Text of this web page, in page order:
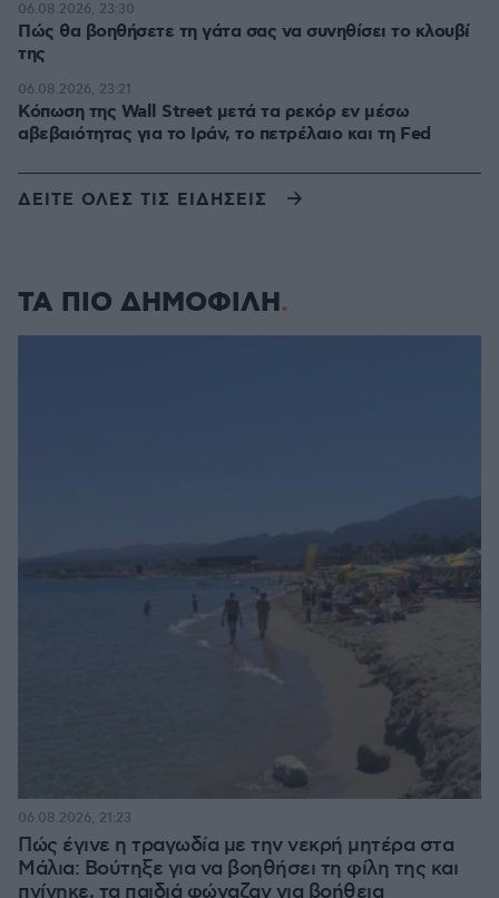
Πώς θα βοηθήσετε τη γάτα σας να συνηθίσει το κλουβί
της
06.08.2026, 23:30
Κόπωση της Wall Street μετά τα ρεκόρ εν μέσω
αβεβαιότητας για το Ιράν, το πετρέλαιο και τη Fed
06.08.2026, 23:21
ΔΕΙΤΕ ΟΛΕΣ ΤΙΣ ΕΙΔΗΣΕΙΣ
ΤΑ ΠΙΟ ΔΗΜΟΦΙΛΗ
Πώς έγινε η τραγωδία με την νεκρή μητέρα στα
Μάλια: Βούτηξε για να βοηθήσει τη φίλη της και
πνίγηκε, τα παιδιά φώναζαν για βοήθεια
06.08.2026, 21:23